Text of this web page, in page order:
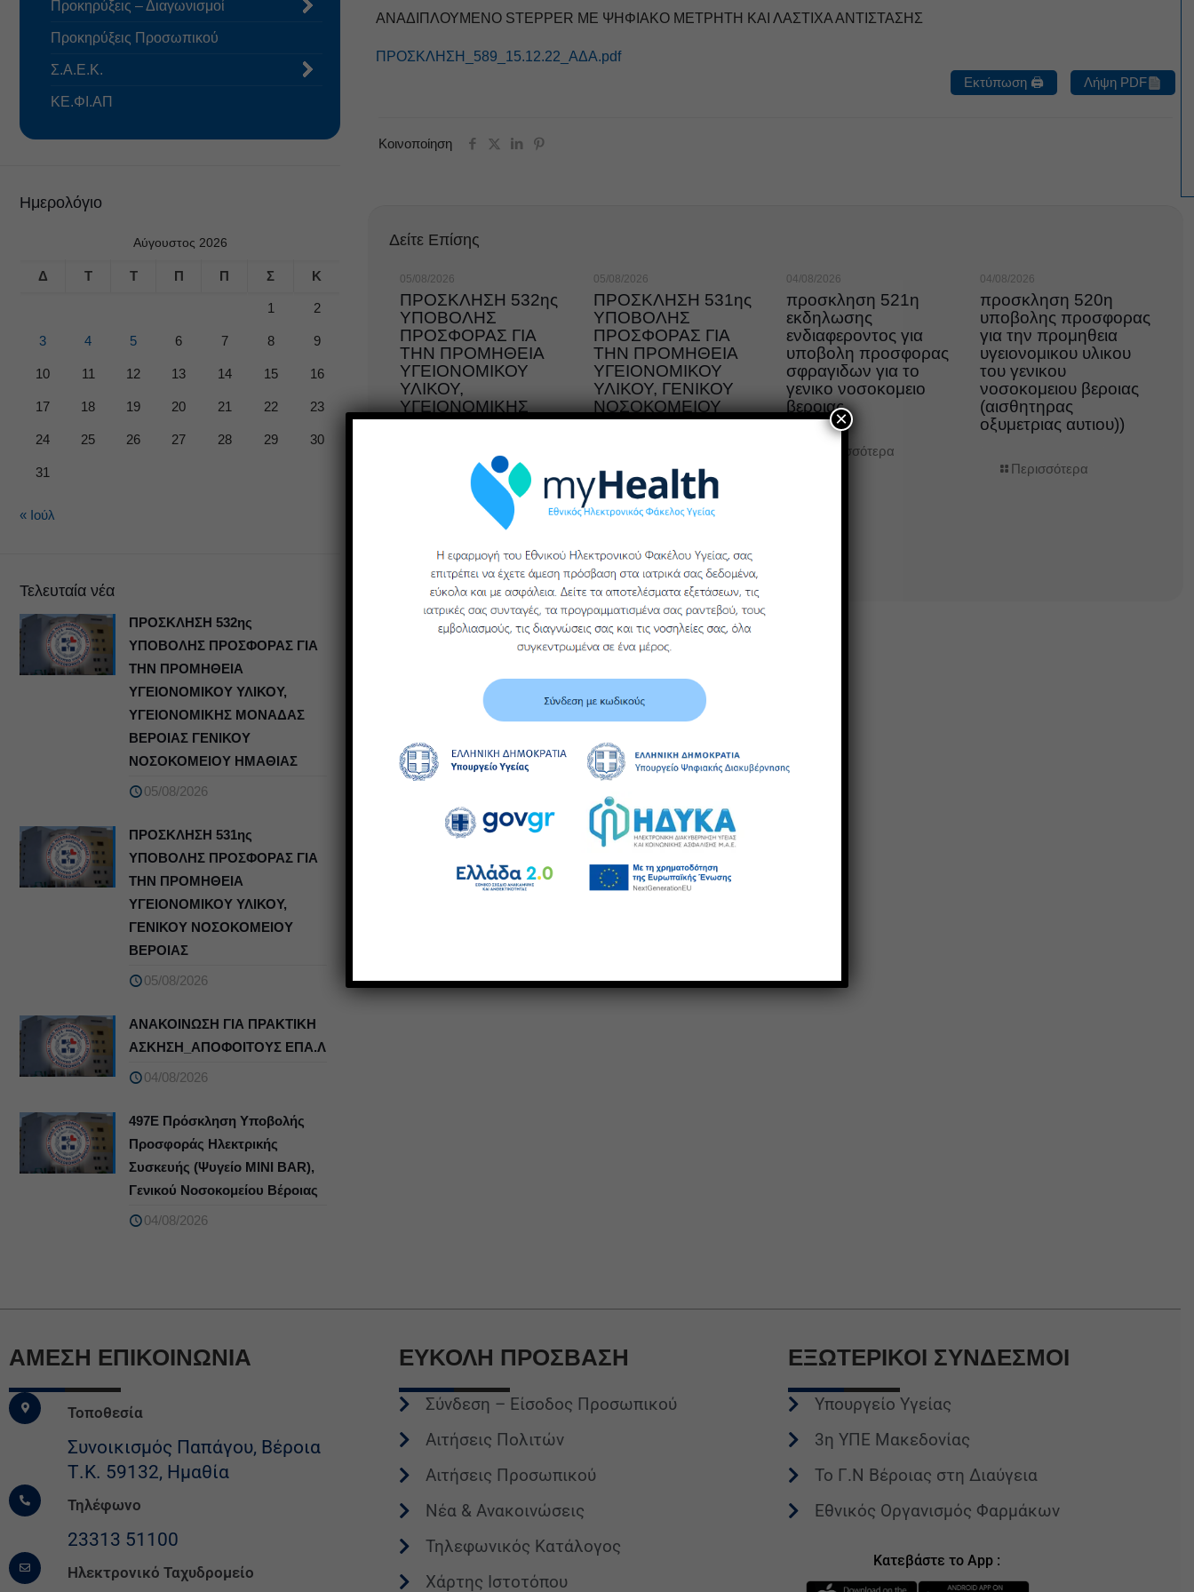
ΑΝΑΔΙΠΛΟΥΜΕΝΟ STEPPER ΜΕ ΨΗΦΙΑΚΟ ΜΕΤΡΗΤΗ ΚΑΙ ΛΑΣΤΙΧΑ ΑΝΤΙΣΤΑΣΗΣ
ΠΡΟΣΚΛΗΣΗ_589_15.12.22_ΑΔΑ.pdf
Εκτύπωση 🖨
Λήψη PDF
Κοινοποίηση
Δείτε Επίσης
05/08/2026
ΠΡΟΣΚΛΗΣΗ 532ης
ΥΠΟΒΟΛΗΣ
ΠΡΟΣΦΟΡΑΣ ΓΙΑ
ΤΗΝ ΠΡΟΜΗΘΕΙΑ
ΥΓΕΙΟΝΟΜΙΚΟΥ
ΥΛΙΚΟΥ,
ΥΓΕΙΟΝΟΜΙΚΗΣ
ΜΟΝΑΔΑΣ ΒΕΡΟΙΑΣ
ΝΟΣΟΚΟΜΕΙΟΥ
ΗΜΑΘΙΑΣ
Περισσότερα
05/08/2026
ΠΡΟΣΚΛΗΣΗ 531ης
ΥΠΟΒΟΛΗΣ
ΠΡΟΣΦΟΡΑΣ ΓΙΑ
ΤΗΝ ΠΡΟΜΗΘΕΙΑ
ΥΓΕΙΟΝΟΜΙΚΟΥ
ΥΛΙΚΟΥ, ΓΕΝΙΚΟΥ
ΝΟΣΟΚΟΜΕΙΟΥ
ΒΕΡΟΙΑΣ
Περισσότερα
04/08/2026
προσκληση 521η
εκδηλωσης
ενδιαφεροντος για
υποβολη προσφορας
σφραγιδων για το
γενικο νοσοκομειο
βεροιας
Περισσότερα
04/08/2026
προσκληση 520η
υποβολης προσφορας
για την προμηθεια
υγειονομικου υλικου
του γενικου
νοσοκομειου βεροιας
(αισθητηρας
οξυμετριας αυτιου))
Περισσότερα
Προκηρύξεις – Διαγωνισμοί
Προκηρύξεις Προσωπικού
Σ.Α.Ε.Κ.
ΚΕ.ΦΙ.ΑΠ
Ημερολόγιο
Αύγουστος 2026
Δ Τ Τ Π Π Σ Κ
1 2
3 4 5 6 7 8 9
10 11 12 13 14 15 16
17 18 19 20 21 22 23
24 25 26 27 28 29 30
31
« Ιούλ
Τελευταία νέα
ΠΡΟΣΚΛΗΣΗ 532ης
ΥΠΟΒΟΛΗΣ ΠΡΟΣΦΟΡΑΣ ΓΙΑ
ΤΗΝ ΠΡΟΜΗΘΕΙΑ
ΥΓΕΙΟΝΟΜΙΚΟΥ ΥΛΙΚΟΥ,
ΥΓΕΙΟΝΟΜΙΚΗΣ ΜΟΝΑΔΑΣ
ΒΕΡΟΙΑΣ ΓΕΝΙΚΟΥ
ΝΟΣΟΚΟΜΕΙΟΥ ΗΜΑΘΙΑΣ
05/08/2026
ΠΡΟΣΚΛΗΣΗ 531ης
ΥΠΟΒΟΛΗΣ ΠΡΟΣΦΟΡΑΣ ΓΙΑ
ΤΗΝ ΠΡΟΜΗΘΕΙΑ
ΥΓΕΙΟΝΟΜΙΚΟΥ ΥΛΙΚΟΥ,
ΓΕΝΙΚΟΥ ΝΟΣΟΚΟΜΕΙΟΥ
ΒΕΡΟΙΑΣ
05/08/2026
ΑΝΑΚΟΙΝΩΣΗ ΓΙΑ ΠΡΑΚΤΙΚΗ
ΑΣΚΗΣΗ_ΑΠΟΦΟΙΤΟΥΣ ΕΠΑ.Λ
04/08/2026
497Ε Πρόσκληση Υποβολής
Προσφοράς Ηλεκτρικής
Συσκευής (Ψυγείο MINI BAR),
Γενικού Νοσοκομείου Βέροιας
04/08/2026
ΆΜΕΣΗ ΕΠΙΚΟΙΝΩΝΙΑ
Τοποθεσία
Συνοικισμός Παπάγου, Βέροια
Τ.Κ. 59132, Ημαθία
Τηλέφωνο
23313 51100
Ηλεκτρονικό Ταχυδρομείο
ΕΥΚΟΛΗ ΠΡΟΣΒΑΣΗ
Σύνδεση – Είσοδος Προσωπικού
Αιτήσεις Πολιτών
Αιτήσεις Προσωπικού
Νέα & Ανακοινώσεις
Τηλεφωνικός Κατάλογος
Χάρτης Ιστοτόπου
ΕΞΩΤΕΡΙΚΟΙ ΣΥΝΔΕΣΜΟΙ
Υπουργείο Υγείας
3η ΥΠΕ Μακεδονίας
Το Γ.Ν Βέροιας στη Διαύγεια
Εθνικός Οργανισμός Φαρμάκων
Κατεβάστε το App :
×